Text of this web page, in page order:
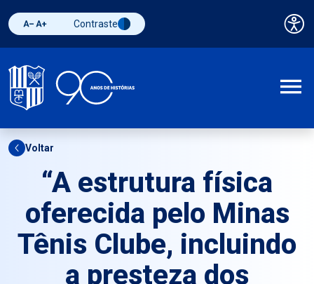
Diminuir fonte
Aumentar fonteAlternar contraste
Contraste
Voltar
“A estrutura física
oferecida pelo Minas
Tênis Clube, incluindo
a presteza dos